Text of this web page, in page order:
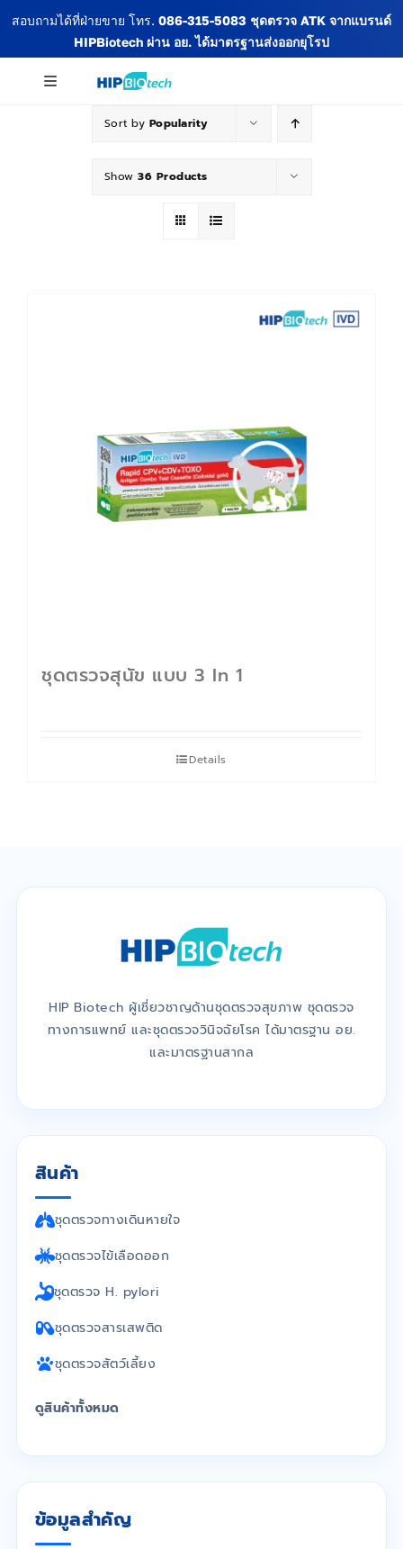
สอบถามได้ที่ฝ่ายขาย โทร. 086-315-5083 ชุดตรวจ ATK จากแบรนด์
HIPBiotech ผ่าน อย. ได้มาตรฐานส่งออกยุโรป
Toggle
Sort by Popularity
Show 36 Products
ชุดตรวจสุนัข แบบ 3 In 1
Details
HIP Biotech ผู้เชี่ยวชาญด้านชุดตรวจสุขภาพ ชุดตรวจ
ทางการแพทย์ และชุดตรวจวินิจฉัยโรค ได้มาตรฐาน อย.
และมาตรฐานสากล
สินค้า
ชุดตรวจทางเดินหายใจ
ชุดตรวจไข้เลือดออก
ชุดตรวจ H. pylori
ชุดตรวจสารเสพติด
ชุดตรวจสัตว์เลี้ยง
ดูสินค้าทั้งหมด
ข้อมูลสำคัญ